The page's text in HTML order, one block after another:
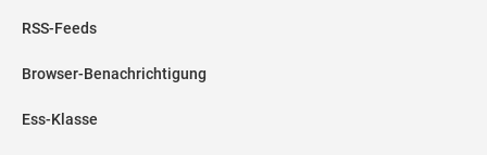
RSS-Feeds
Browser-Benachrichtigung
Ess-Klasse